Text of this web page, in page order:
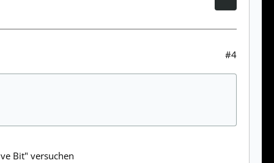
#4
Bit" versuchen